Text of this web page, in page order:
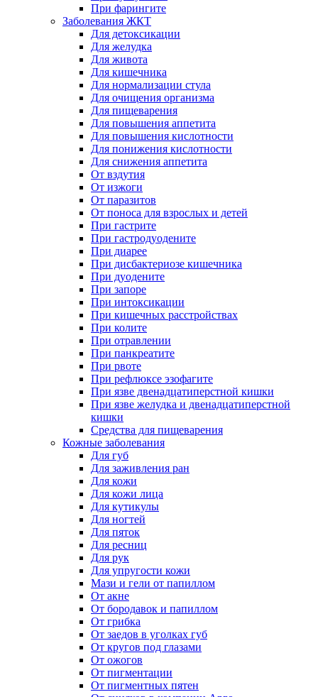
При фарингите
Заболевания ЖКТ
Для детоксикации
Для желудка
Для живота
Для кишечника
Для нормализации стула
Для очищения организма
Для пищеварения
Для повышения аппетита
Для повышения кислотности
Для понижения кислотности
Для снижения аппетита
От вздутия
От изжоги
От паразитов
От поноса для взрослых и детей
При гастрите
При гастродуодените
При диарее
При дисбактериозе кишечника
При дуодените
При запоре
При интоксикации
При кишечных расстройствах
При колите
При отравлении
При панкреатите
При рвоте
При рефлюксе эзофагите
При язве двенадцатиперстной кишки
При язве желудка и двенадцатиперстной
кишки
Средства для пищеварения
Кожные заболевания
Для губ
Для заживления ран
Для кожи
Для кожи лица
Для кутикулы
Для ногтей
Для пяток
Для ресниц
Для рук
Для упругости кожи
Мази и гели от папиллом
От акне
От бородавок и папиллом
От грибка
От заедов в уголках губ
От кругов под глазами
От ожогов
От пигментации
От пигментных пятен